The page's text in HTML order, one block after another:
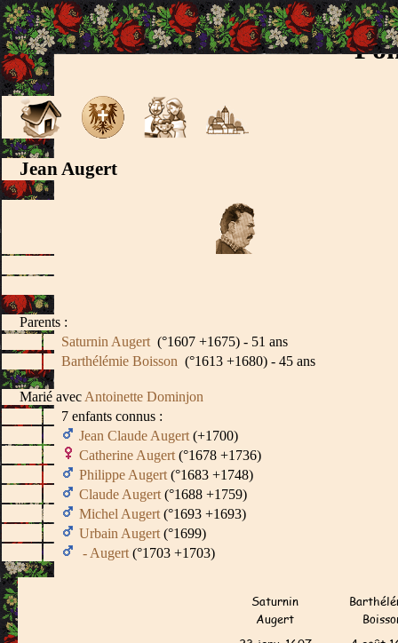
Jean Augert
Parents :
Saturnin Augert (°1607 +1675) - 51 ans
Barthélémie Boisson (°1613 +1680) - 45 ans
Marié avec Antoinette Dominjon
7 enfants connus :
Jean Claude Augert (+1700)
Catherine Augert (°1678 +1736)
Philippe Augert (°1683 +1748)
Claude Augert (°1688 +1759)
Michel Augert (°1693 +1693)
Urbain Augert (°1699)
- Augert (°1703 +1703)